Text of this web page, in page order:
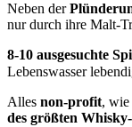
Neben der
nur durch ihre Malt-
8-10 ausgesuchte
Lebenswasser
Alles non-profit, wie
des größten